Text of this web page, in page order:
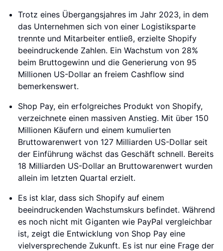
Trotz eines Übergangsjahres im Jahr 2023, in dem
das Unternehmen sich von einer Logistiksparte
trennte und Mitarbeiter entließ, erzielte Shopify
beeindruckende Zahlen. Ein Wachstum von 28%
beim Bruttogewinn und die Generierung von 95
Millionen US-Dollar an freiem Cashflow sind
bemerkenswert.
Shop Pay, ein erfolgreiches Produkt von Shopify,
verzeichnete einen massiven Anstieg. Mit über 150
Millionen Käufern und einem kumulierten
Bruttowarenwert von 127 Milliarden US-Dollar seit
der Einführung wächst das Geschäft schnell. Bereits
18 Milliarden US-Dollar an Bruttowarenwert wurden
allein im letzten Quartal erzielt.
Es ist klar, dass sich Shopify auf einem
beeindruckenden Wachstumskurs befindet. Während
es noch nicht mit Giganten wie PayPal vergleichbar
ist, zeigt die Entwicklung von Shop Pay eine
vielversprechende Zukunft. Es ist nur eine Frage der